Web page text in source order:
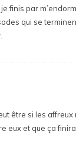
finis par
qui se
être si les
eux et que ça